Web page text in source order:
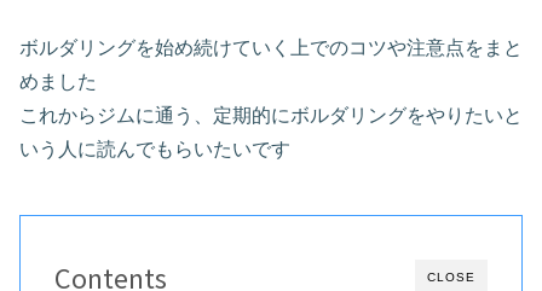
ボルダリングを始め続けていく上でのコツや注意点をまと
めました
これからジムに通う、定期的にボルダリングをやりたいと
いう人に読んでもらいたいです
CLOSE
Contents